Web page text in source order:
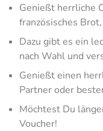
Genießt herrliche
französisches
Dazu gibt es ein
nach Wahl und
Genießt einen
Partner oder
Möchtest Du
Voucher!